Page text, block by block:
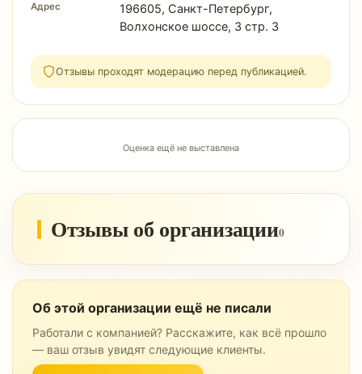
Адрес
196605, Санкт-Петербург,
Волхонское шоссе, 3 стр. 3
Отзывы проходят модерацию перед публикацией.
Оценка ещё не выставлена
Отзывы об организации0
Об этой организации ещё не писали
Работали с компанией? Расскажите, как всё прошло
— ваш отзыв увидят следующие клиенты.